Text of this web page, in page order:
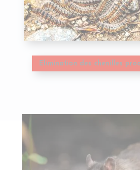
Elimination des chenilles